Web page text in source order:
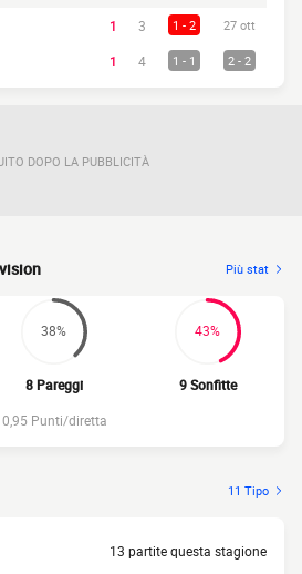
1 3 1 - 2 27 ott
1 4 1 - 1 2 - 2
DOPO LA PUBBLICITÀ
Più stat
38%
8 Pareggi
43%
9 Sonfitte
0,95 Punti/diretta
11 Tipo
13 partite questa stagione